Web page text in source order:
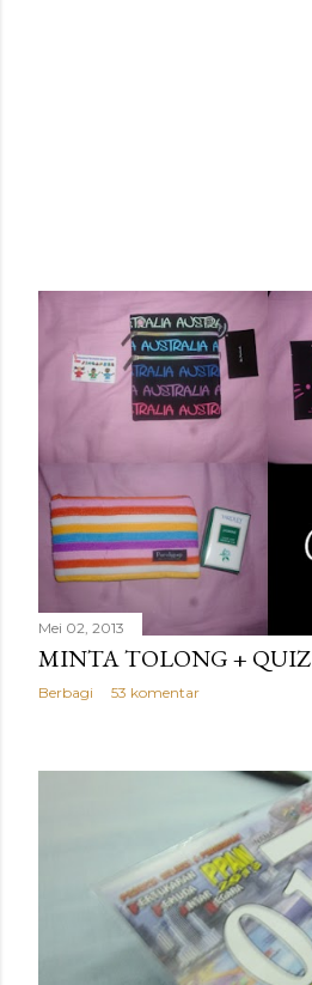
Mei 02, 2013
MINTA TOLONG + QUIZ
Berbagi 53 komentar